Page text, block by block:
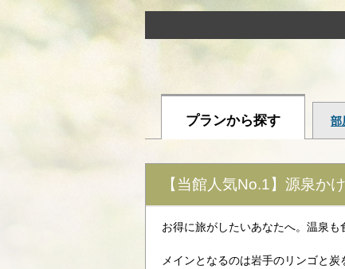
プランから探す 部
【当館人気No.1】源泉か
お得に旅がしたいあなたへ。温泉も
メインとなるのは岩手のリンゴと炭